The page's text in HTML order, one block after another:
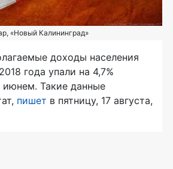
«Новый Калининград»
доходы населения
года упали на 4,7%
июнем. Такие данные
пишет в пятницу, 17 августа,